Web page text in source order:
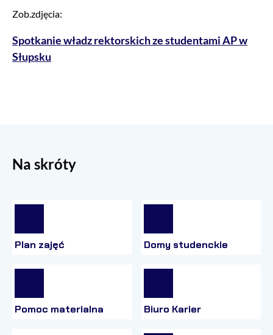
Zob.zdjęcia:
Spotkanie władz rektorskich ze studentami AP w
Słupsku
Na skróty
Plan zajęć Domy studenckie
Pomoc materialna Biuro Karier